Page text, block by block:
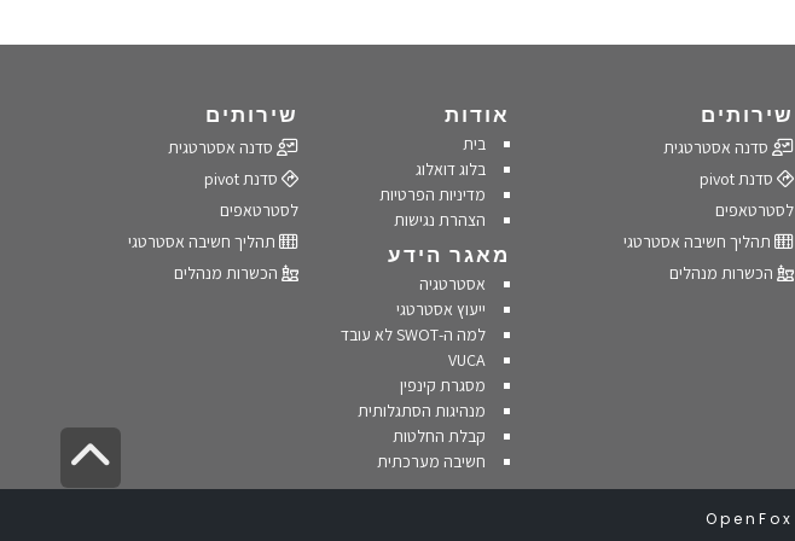
שירותים
סדנה אסטרטגית
סדנת pivot
לסטרטאפים
תהליך חשיבה אסטרטגי
הכשרות מנהלים
אודות
בית
בלוג דואלוג
מדיניות הפרטיות
הצהרת נגישות
מאגר הידע
אסטרטגיה
ייעוץ אסטרטגי
למה ה-SWOT לא עובד
VUCA
מסגרת קינפין
מנהיגות הסתגלותית
קבלת החלטות
חשיבה מערכתית
שירותים
סדנה אסטרטגית
סדנת pivot
לסטרטאפים
תהליך חשיבה אסטרטגי
הכשרות מנהלים
OpenFox